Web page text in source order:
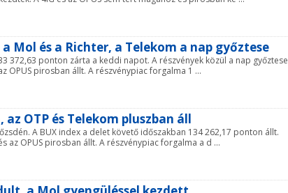
Mol és a Richter, a Telekom a nap győztese
372,63 ponton zárta a keddi napot. A részvények közül a nap győztese
OPUS pirosban állt. A részvénypiac forgalma 1 ...
az OTP és Telekom pluszban áll
A BUX index a delet követő időszakban 134 262,17 ponton állt.
az OPUS pirosban állt. A részvénypiac forgalma a d ...